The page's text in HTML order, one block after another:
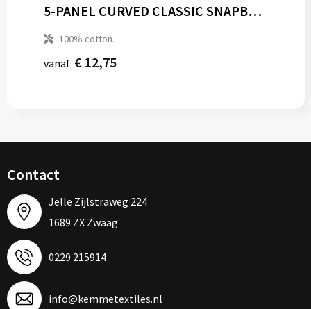
5-PANEL CURVED CLASSIC SNAPBACK
100% cotton.
vanaf € 12,75
Contact
Jelle Zijlstraweg 224
1689 ZX Zwaag
0229 215914
info@kemmetextiles.nl